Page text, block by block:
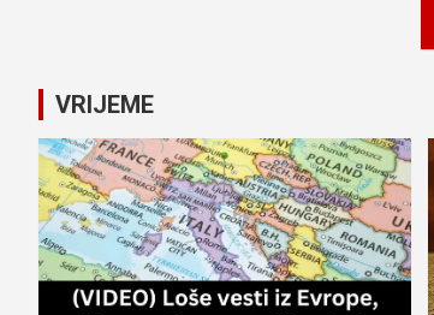
VRIJEME